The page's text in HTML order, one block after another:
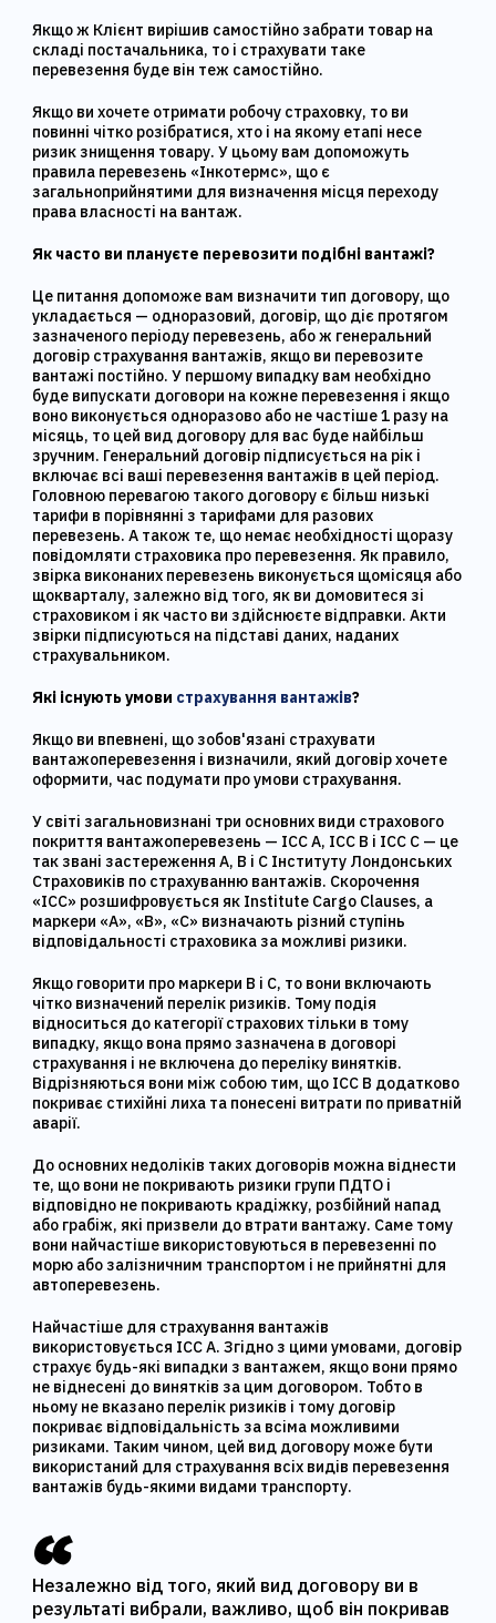
Якщо ж Клієнт вирішив самостійно забрати товар на
складі постачальника, то і страхувати таке
перевезення буде він теж самостійно.
Якщо ви хочете отримати робочу страховку, то ви
повинні чітко розібратися, хто і на якому етапі несе
ризик знищення товару. У цьому вам допоможуть
правила перевезень «Інкотермс», що є
загальноприйнятими для визначення місця переходу
права власності на вантаж.
Як часто ви плануєте перевозити подібні вантажі?
Це питання допоможе вам визначити тип договору, що
укладається — одноразовий, договір, що діє протягом
зазначеного періоду перевезень, або ж генеральний
договір страхування вантажів, якщо ви перевозите
вантажі постійно. У першому випадку вам необхідно
буде випускати договори на кожне перевезення і якщо
воно виконується одноразово або не частіше 1 разу на
місяць, то цей вид договору для вас буде найбільш
зручним. Генеральний договір підписується на рік і
включає всі ваші перевезення вантажів в цей період.
Головною перевагою такого договору є більш низькі
тарифи в порівнянні з тарифами для разових
перевезень. А також те, що немає необхідності щоразу
повідомляти страховика про перевезення. Як правило,
звірка виконаних перевезень виконується щомісяця або
щокварталу, залежно від того, як ви домовитеся зі
страховиком і як часто ви здійснюєте відправки. Акти
звірки підписуються на підставі даних, наданих
страхувальником.
Які існують умови страхування вантажів?
Якщо ви впевнені, що зобов'язані страхувати
вантажоперевезення і визначили, який договір хочете
оформити, час подумати про умови страхування.
У світі загальновизнані три основних види страхового
покриття вантажоперевезень — ICC A, ICC B і ICC C — це
так звані застереження А, В і С Інституту Лондонських
Страховиків по страхуванню вантажів. Скорочення
«ICC» розшифровується як Institute Cargo Clauses, а
маркери «A», «B», «C» визначають різний ступінь
відповідальності страховика за можливі ризики.
Якщо говорити про маркери В і С, то вони включають
чітко визначений перелік ризиків. Тому подія
відноситься до категорії страхових тільки в тому
випадку, якщо вона прямо зазначена в договорі
страхування і не включена до переліку винятків.
Відрізняються вони між собою тим, що ICC B додатково
покриває стихійні лиха та понесені витрати по приватній
аварії.
До основних недоліків таких договорів можна віднести
те, що вони не покривають ризики групи ПДТО і
відповідно не покривають крадіжку, розбійний напад
або грабіж, які призвели до втрати вантажу. Саме тому
вони найчастіше використовуються в перевезенні по
морю або залізничним транспортом і не прийнятні для
автоперевезень.
Найчастіше для страхування вантажів
використовується ICC A. Згідно з цими умовами, договір
страхує будь-які випадки з вантажем, якщо вони прямо
не віднесені до винятків за цим договором. Тобто в
ньому не вказано перелік ризиків і тому договір
покриває відповідальність за всіма можливими
ризиками. Таким чином, цей вид договору може бути
використаний для страхування всіх видів перевезення
вантажів будь-якими видами транспорту.
Незалежно від того, який вид договору ви в
результаті вибрали, важливо, щоб він покривав